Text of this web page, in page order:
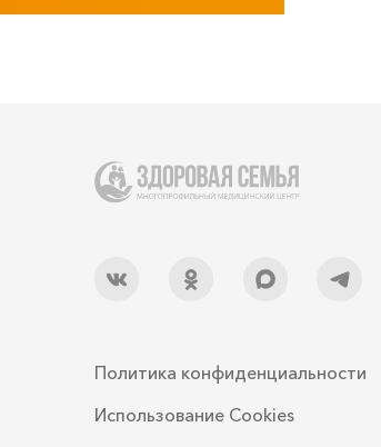
Политика конфиденциальности
Использование Cookies